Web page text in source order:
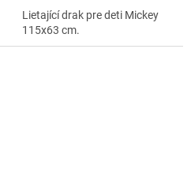
Lietající drak pre deti Mickey
115x63 cm.